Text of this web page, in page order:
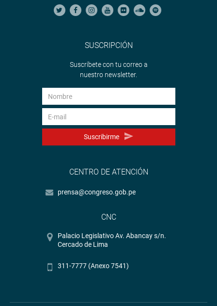
SUSCRIPCIÓN
Suscríbete con tu correo a
nuestro newsletter.
Suscribirme
CENTRO DE ATENCIÓN
prensa@congreso.gob.pe
CNC
Palacio Legislativo Av. Abancay s/n.
Cercado de Lima
311-7777 (Anexo 7541)